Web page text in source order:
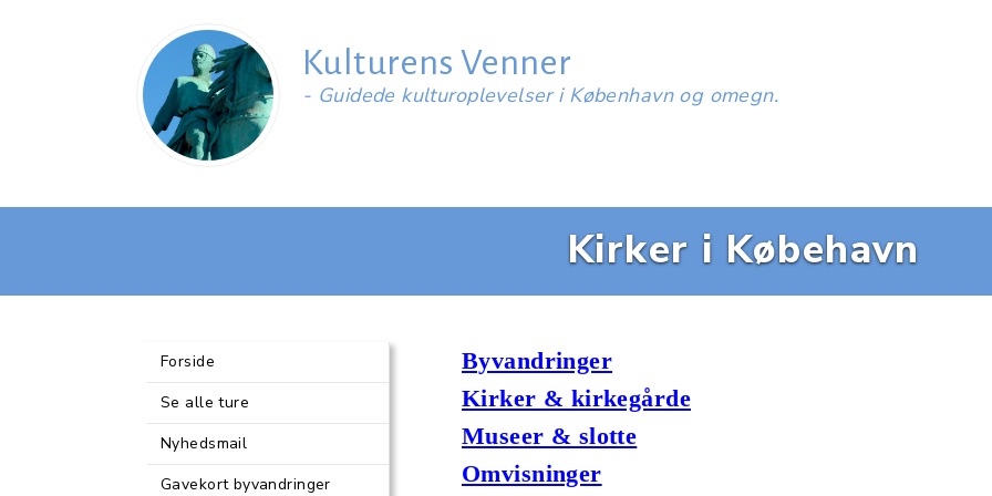
Kulturens Venner
- Guidede kulturoplevelser i København og omegn.
Kirker i Købehavn
Forside
Se alle ture
Nyhedsmail
Gavekort byvandringer
Byvandringer
Kirker & kirkegårde
Museer & slotte
Omvisninger